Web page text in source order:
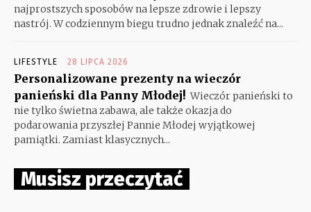
najprostszych sposobów na lepsze zdrowie i lepszy
nastrój. W codziennym biegu trudno jednak znaleźć na...
LIFESTYLE 28 LIPCA 2026
Personalizowane prezenty na wieczór
panieński dla Panny Młodej! Wieczór panieński to
nie tylko świetna zabawa, ale także okazja do
podarowania przyszłej Pannie Młodej wyjątkowej
pamiątki. Zamiast klasycznych...
Musisz przeczytać